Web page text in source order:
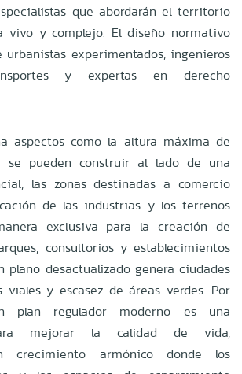
que abordarán el territorio
vivo y complejo. El diseño normativo
urbanistas experimentados, ingenieros
y expertas en derecho
aspectos como la altura máxima de
se pueden construir al lado de una
las zonas destinadas a comercio
de las industrias y los terrenos
exclusiva para la creación de
consultorios y establecimientos
plano desactualizado genera ciudades
viales y escasez de áreas verdes. Por
plan regulador moderno es una
mejorar la calidad de vida,
crecimiento armónico donde los